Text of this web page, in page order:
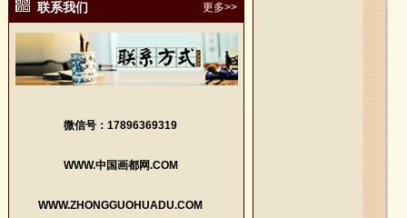
联系我们 更多>>
微信号：17896369319
WWW.中国画都网.COM
WWW.ZHONGGUOHUADU.COM